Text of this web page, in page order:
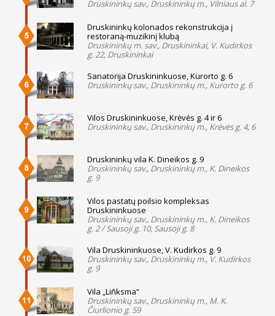
Druskininkų sav., Druskininkų m., Vilniaus al. 7
Druskininkų kolonados rekonstrukcija į
restoraną-muzikinį klubą
Druskininkų m. sav., Druskininkai, V. Kudirkos
g. 22, Druskininkai
Sanatorija Druskininkuose, Kurorto g. 6
Druskininkų sav., Druskininkų m., Kurorto g. 6
Vilos Druskininkuose, Krėvės g. 4 ir 6
Druskininkų sav., Druskininkų m., Krėvės g. 4, 6
Druskininkų vila K. Dineikos g. 9
Druskininkų sav., Druskininkų m., K. Dineikos
g. 9
Vilos pastatų poilsio kompleksas
Druskininkuose
Druskininkų sav., Druskininkų m., K. Dineikos
g. 2 / Sausoji g. 10, Sausoji g. 8
Vila Druskininkuose, V. Kudirkos g. 9
Druskininkų sav., Druskininkų m., V. Kudirkos
g. 9
Vila „Liñksma“
Druskininkų sav., Druskininkų m., M. K.
Čiurlionio g. 59